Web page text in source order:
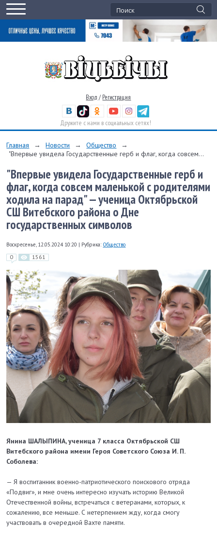
Вход / Регистрация
Дружите с нами в социальных сетях!
Главная → Новости → Общество
→
"Впервые увидела Государственные герб и флаг, когда совсем...
"Впервые увидела Государственные герб и
флаг, когда совсем маленькой с родителями
ходила на парад" — ученица Октябрьской
СШ Витебского района о Дне
государственных символов
Воскресенье, 12.05.2024 10:20 | Рубрика: Общество
0 1561
Янина ШАЛЫПИНА,ученица 7 класса Октябрьской СШ
Витебского района имени Героя Советского Союза И. П.
Соболева:
— Я воспитанник военно-патриотического поискового отряда
«Подвиг», и мне очень интересно изучать историю Великой
Отечественной войны, встречаться с ветеранами, которых, к
сожалению, все меньше. С нетерпением жду, когда смогу
участвовать в очередной Вахте памяти.